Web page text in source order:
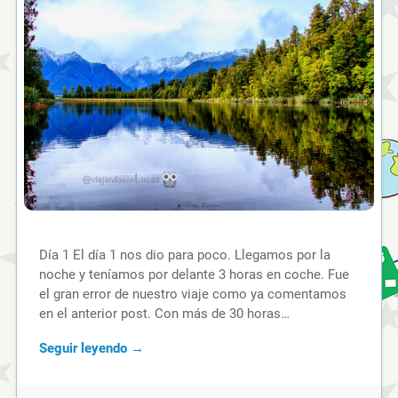
Día 1 El día 1 nos dio para poco. Llegamos por la
noche y teníamos por delante 3 horas en coche. Fue
el gran error de nuestro viaje como ya comentamos
en el anterior post. Con más de 30 horas…
Seguir leyendo →